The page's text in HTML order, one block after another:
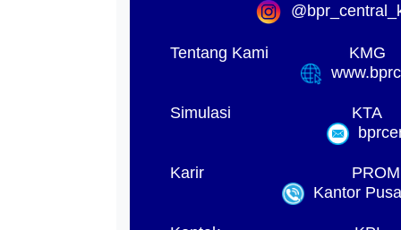
Tentang Kami
KMG
Simulasi
KTA
Karir
Kantor